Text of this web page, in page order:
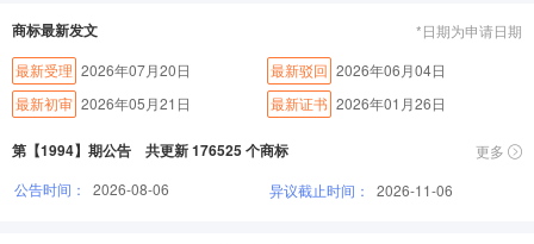
商标最新发文
*日期为申请日期
最新受理 2026年07月20日 最新驳回 2026年06月04日
最新初审 2026年05月21日 最新证书 2026年01月26日
第【1994】期公告 共更新 176525 个商标
更多
公告时间：
2026-08-06 异议截止时间： 2026-11-06